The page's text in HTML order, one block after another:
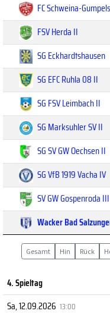
FC Schweina-
FSV Herda II
SG Eckhardtshausen
SG EFC Ruhla 08 II
SG FSV Leimbach II
SG Marksuhler SV II
SG SV GW Oechsen II
SG VfB 1919 Vacha IV
SV GW Gospenroda III
Wacker Bad
Gesamt Hin Rück
4. Spieltag
Sa, 12.09.2026 13:00